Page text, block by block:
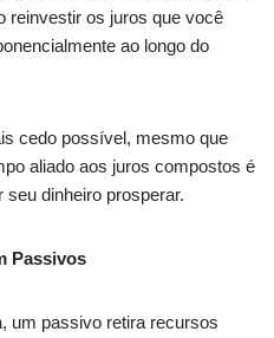
reinvestir os juros que você
ao longo do
cedo possível, mesmo que
aliado aos juros compostos é
dinheiro prosperar.
Passivos
um passivo retira recursos